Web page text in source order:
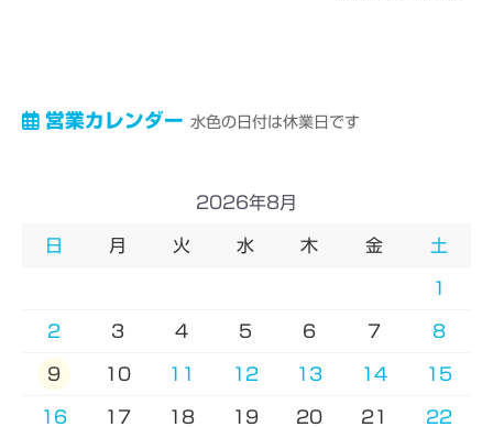
営業カレンダー 水色の日付は休業日です
2026年8月
日 月 火 水 木 金 土
1
2 3 4 5 6 7 8
9 10 11 12 13 14 15
16 17 18 19 20 21 22